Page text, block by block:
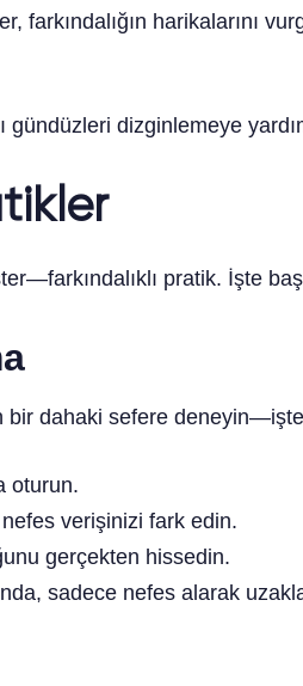
farkındalığın harikalarını
gündüzleri dizginlemeye
pratik. İşte
bir dahaki sefere deneyin—işte
oturun.
nefes verişinizi fark edin.
gerçekten hissedin.
sadece nefes alarak